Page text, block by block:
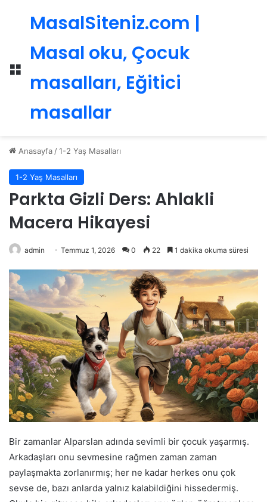
Menü
MasalSiteniz.com |
Masal oku, Çocuk
masalları, Eğitici
masallar
Anasayfa /1-2 Yaş Masalları
1-2 Yaş Masalları
Parkta Gizli Ders: Ahlakli
Macera Hikayesi
admin Temmuz 1, 2026 0 22 1 dakika okuma süresi
Bir zamanlar Alparslan adında sevimli bir çocuk yaşarmış.
Arkadaşları onu sevmesine rağmen zaman zaman
paylaşmakta zorlanırmış; her ne kadar herkes onu çok
sevse de, bazı anlarda yalnız kalabildiğini hissedermiş.